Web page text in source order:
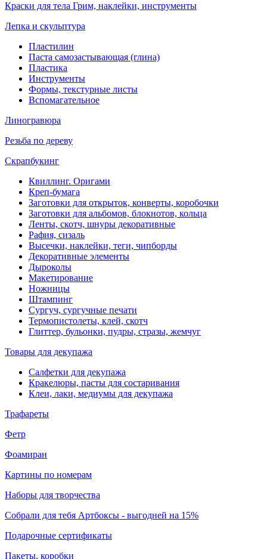
Краски для тела Грим, наклейки, инструменты
Лепка и скульптура
Пластилин
Паста самозастывающая (глина)
Пластика
Инструменты
Формы, текстурные листы
Вспомагательное
Линогравюра
Резьба по дереву
Скрапбукинг
Квиллинг. Оригами
Креп-бумага
Заготовки для открыток, конверты, коробочки
Заготовки для альбомов, блокнотов, кольца
Ленты, скотч, шнуры декоративные
Рафия, сизаль
Высечки, наклейки, теги, чипборды
Декоративные элементы
Дыроколы
Макетирование
Ножницы
Штампинг
Сургуч, сургучные печати
Термопистолеты, клей, скотч
Глиттер, бульонки, пудры, стразы, жемчуг
Товары для декупажа
Салфетки для декупажа
Кракелюры, пасты для состаривания
Клеи, лаки, медиумы для декупажа
Трафареты
Фетр
Фоамиран
Картины по номерам
Наборы для творчества
Собрали для тебя Артбоксы - выгодней на 15%
Подарочные сертификаты
Пакеты, коробки